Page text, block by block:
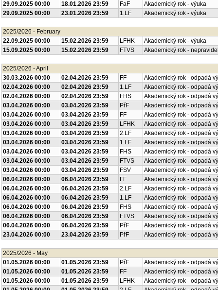
29.09.2025 00:00
18.01.2026 23:59 FaF
Akademický rok - výuka
29.09.2025 00:00
23.01.2026 23:59 1.LF Akademický rok - výuka
2025/2026 - February
22.09.2025 00:00
15.02.2026 23:59 LFHK
Akademický rok - výuka
15.09.2025 00:00
15.02.2026 23:59 FTVS Akademický rok -
2025/2026 - April
30.03.2026 00:00
02.04.2026 23:59 FF
Akademický rok - odpadá
02.04.2026 00:00
02.04.2026 23:59 1.LF
Akademický rok - odpadá
02.04.2026 00:00
02.04.2026 23:59 FHS
Akademický rok - odpadá
03.04.2026 00:00
03.04.2026 23:59 PřF
Akademický rok - odpadá
03.04.2026 00:00
03.04.2026 23:59 FF
Akademický rok - odpadá
03.04.2026 00:00
03.04.2026 23:59 LFHK
Akademický rok - odpadá
03.04.2026 00:00
03.04.2026 23:59 2.LF
Akademický rok - odpadá
03.04.2026 00:00
03.04.2026 23:59 1.LF
Akademický rok - odpadá
03.04.2026 00:00
03.04.2026 23:59 FHS
Akademický rok - odpadá
03.04.2026 00:00
03.04.2026 23:59 FTVS
Akademický rok - odpadá
03.04.2026 00:00
03.04.2026 23:59 FSV
Akademický rok - odpadá
06.04.2026 00:00
06.04.2026 23:59 FF
Akademický rok - odpadá
06.04.2026 00:00
06.04.2026 23:59 2.LF
Akademický rok - odpadá
06.04.2026 00:00
06.04.2026 23:59 1.LF
Akademický rok - odpadá
06.04.2026 00:00
06.04.2026 23:59 FHS
Akademický rok - odpadá
06.04.2026 00:00
06.04.2026 23:59 FTVS
Akademický rok - odpadá
06.04.2026 00:00
06.04.2026 23:59 PřF
Akademický rok - odpadá
23.04.2026 00:00
23.04.2026 23:59 PřF Akademický rok - odpadá
2025/2026 - May
01.05.2026 00:00
01.05.2026 23:59 PřF
Akademický rok - odpadá
01.05.2026 00:00
01.05.2026 23:59 FF
Akademický rok - odpadá
01.05.2026 00:00
01.05.2026 23:59 LFHK
Akademický rok - odpadá